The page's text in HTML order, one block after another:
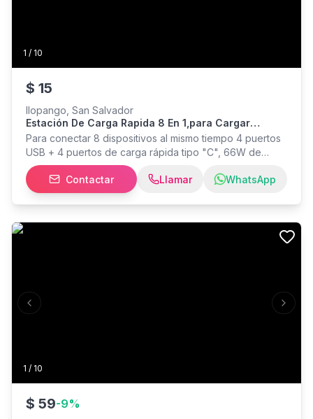
1 / 10
$ 15
Ilopango, San Salvador
Estación De Carga Rapida 8 En 1,para Cargar
Celulares Y Otros,envío Gratis
Para conectar 8 dispositivos al mismo tiempo 4 puertos
USB + 4 puertos de carga rápida tipo "C", 66W de
potencia Con soporte para cargar celulares Soporta
salida tipo C para carga rápida Se conecta a regletas
USB,cubos y cargadores de celulares Entrego sábados
y domingos en San salvador y alrededores
Contactar Llamar WhatsApp
1 / 10
Previous slide Next
$ 59-9%